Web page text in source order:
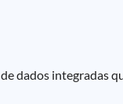
dados integradas